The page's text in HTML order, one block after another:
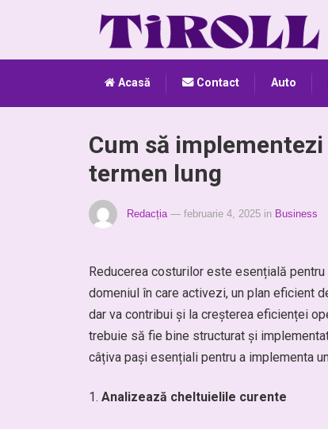
Acasă Contact Auto
Cum să
termen lung
Redacția — februarie 4, 2025 in Business
Reducerea costurilor este esențială
domeniul în care activezi, un plan eficient
dar va contribui și la creșterea eficienței
trebuie să fie bine structurat și
câțiva pași esențiali pentru a implementa
Analizează cheltuielile curente